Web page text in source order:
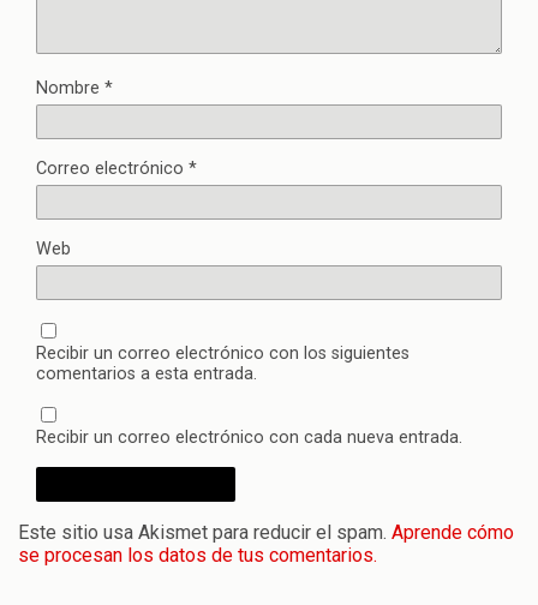
Nombre *
Correo electrónico *
Web
Recibir un correo electrónico con los siguientes
comentarios a esta entrada.
Recibir un correo electrónico con cada nueva entrada.
Este sitio usa Akismet para reducir el spam. Aprende cómo
se procesan los datos de tus comentarios.